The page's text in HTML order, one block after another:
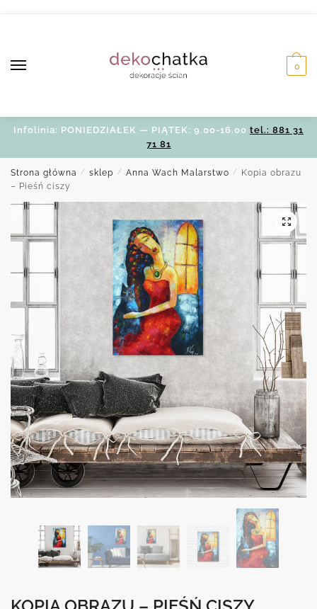
0
Infolinia: PONIEDZIAŁEK — PIĄTEK: 9.00-16.00 tel.: 881 31
71 81
Strona główna / sklep / Anna Wach Malarstwo /
Kopia obrazu
– Pieśń ciszy